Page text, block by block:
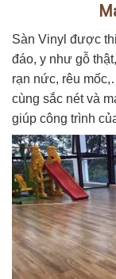
Sàn Vinyl được
đáo, y như gỗ
rạn nức, rêu
cùng sắc nét và
giúp công trình